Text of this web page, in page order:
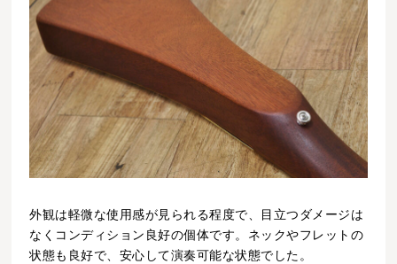
外観は軽微な使用感が見られる程度で、目立つダメージは
なくコンディション良好の個体です。ネックやフレットの
状態も良好で、安心して演奏可能な状態でした。